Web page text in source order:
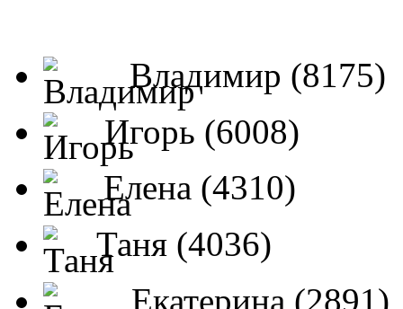
Владимир (8175)
Игорь (6008)
Елена (4310)
Таня (4036)
Екатерина (2891)